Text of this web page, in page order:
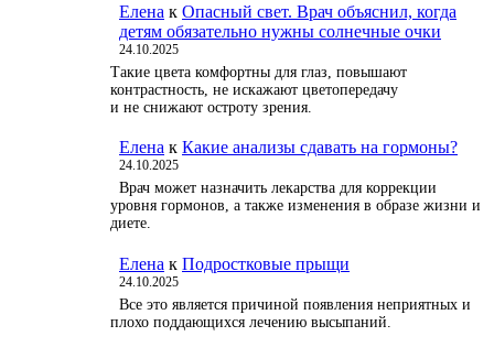
Елена к Опасный свет. Врач объяснил, когда
детям обязательно нужны солнечные очки
24.10.2025
Такие цвета комфортны для глаз, повышают
контрастность, не искажают цветопередачу
и не снижают остроту зрения.
Елена к Какие анализы сдавать на гормоны?
24.10.2025
Врач может назначить лекарства для коррекции
уровня гормонов, а также изменения в образе жизни и
диете.
Елена к Подростковые прыщи
24.10.2025
Все это является причиной появления неприятных и
плохо поддающихся лечению высыпаний.